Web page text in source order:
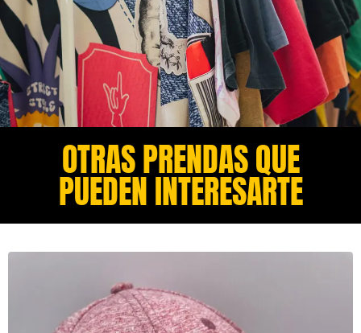
OTRAS PRENDAS QUE
PUEDEN INTERESARTE​